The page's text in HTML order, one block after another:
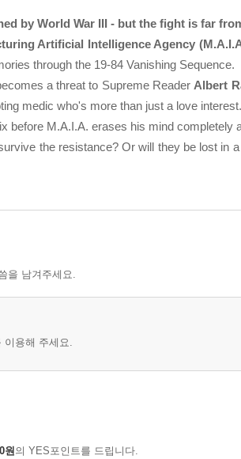
by World War III - but the fight is far
Artificial Intelligence Agency
through the 19-84 Vanishing Sequence.
a threat to Supreme Reader Albert
medic who's more than just a love interest.
before M.A.I.A. erases his mind completely
the resistance? Or will they be lost in
을 남겨주세요.
이용해 주세요.
원의 YES포인트를 드립니다.